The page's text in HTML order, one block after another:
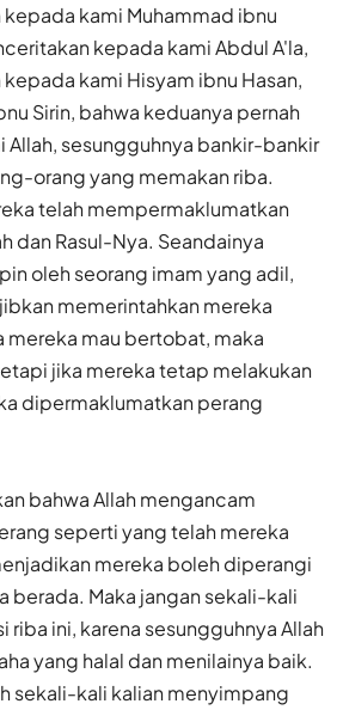
kami Muhammad ibnu
kepada kami Abdul A'la,
kami Hisyam ibnu Hasan,
Sirin, bahwa keduanya pernah
Allah, sesungguhnya bankir-bankir
orang yang memakan riba.
telah mempermaklumatkan
dan Rasul-Nya. Seandainya
oleh seorang imam yang adil,
memerintahkan mereka
mereka mau bertobat, maka
jika mereka tetap melakukan
dipermaklumatkan perang
bahwa Allah mengancam
seperti yang telah mereka
mereka boleh diperangi
berada. Maka jangan sekali-kali
riba ini, karena sesungguhnya Allah
yang halal dan menilainya baik.
sekali-kali kalian menyimpang